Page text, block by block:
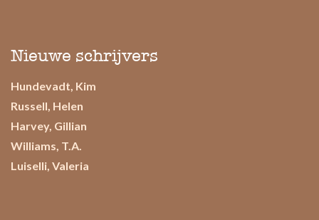
Nieuwe schrijvers
Hundevadt, Kim
Russell, Helen
Harvey, Gillian
Williams, T.A.
Luiselli, Valeria